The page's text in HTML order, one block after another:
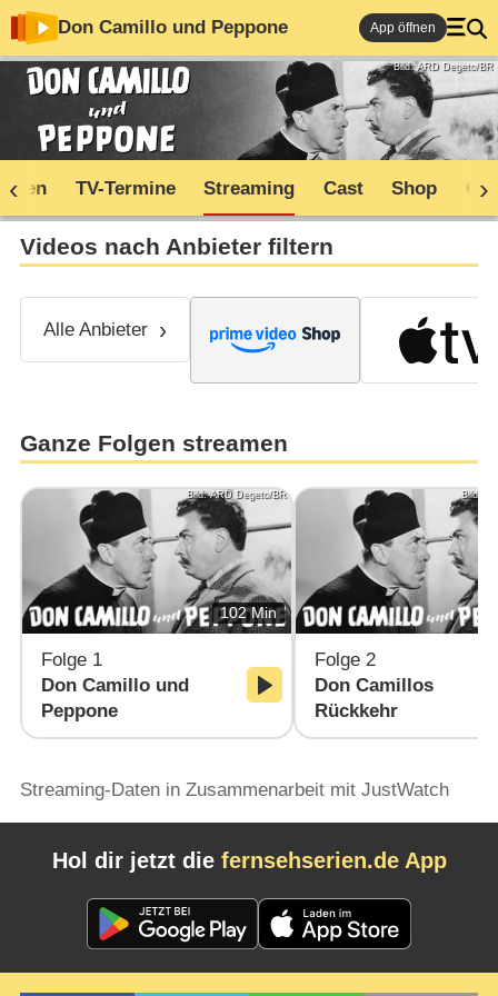
Don Camillo und Peppone App öffnen
Bild: ARD Degeto/BR
TV-Termine Streaming Cast Shop
Videos nach Anbieter filtern
Alle Anbieter
Ganze Folgen streamen
Bild: ARD Degeto/BR
102 Min
Folge 1
Don Camillo und
Peppone
Bild:
Folge 2
Don Camillos
Rückkehr
Streaming-Daten in Zusammenarbeit mit JustWatch
Hol dir jetzt die fernsehserien.de App